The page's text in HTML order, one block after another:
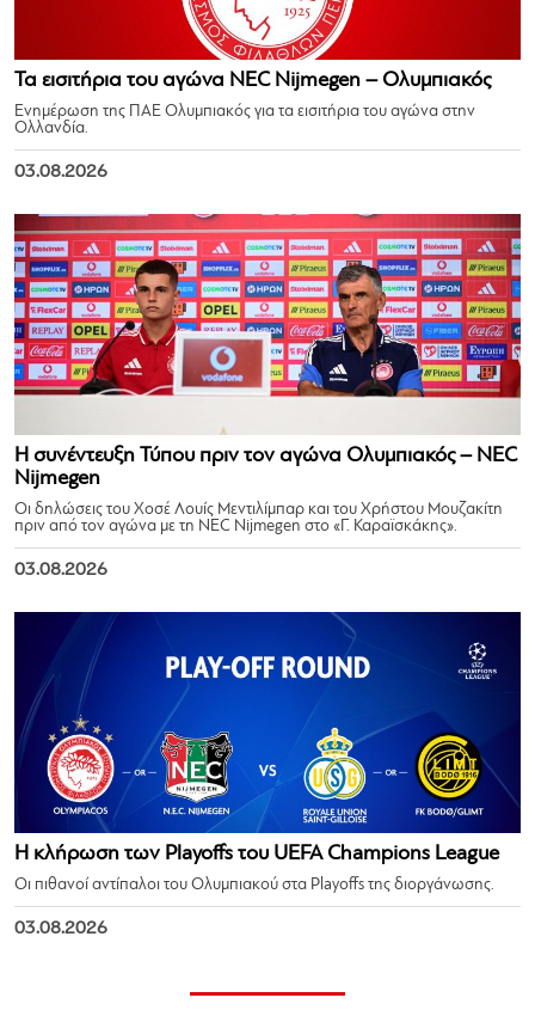
Τα εισιτήρια του αγώνα NEC Nijmegen – Ολυμπιακός
Ενημέρωση της ΠΑΕ Ολυμπιακός για τα εισιτήρια του αγώνα στην
Ολλανδία.
03.08.2026
Η συνέντευξη Τύπου πριν τον αγώνα Ολυμπιακός – NEC
Nijmegen
Οι δηλώσεις του Χοσέ Λουίς Μεντιλίμπαρ και του Χρήστου Μουζακίτη
πριν από τον αγώνα με τη NEC Nijmegen στο «Γ. Καραϊσκάκης».
03.08.2026
Η κλήρωση των Playoffs του UEFA Champions League
Οι πιθανοί αντίπαλοι του Ολυμπιακού στα Playoffs της διοργάνωσης.
03.08.2026